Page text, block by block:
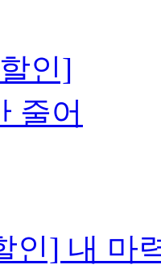
인] 내 마